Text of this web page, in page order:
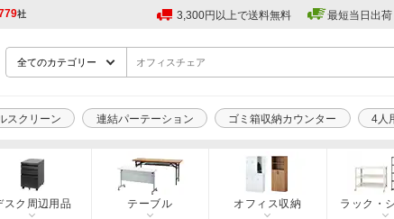
社 3,300円以上で送料無料 最短当日出荷
スクリーン 連結パーテーション ゴミ箱収納カウンター 4人
スク周辺用品 テーブル オフィス収納 ラック・